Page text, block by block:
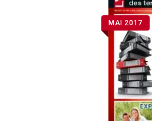
MAI 2017